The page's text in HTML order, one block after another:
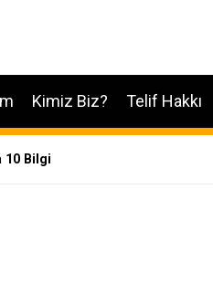
Kimiz Biz? Telif Hakkı
10 Bilgi